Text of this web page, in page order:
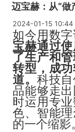
2024-01-15 10:44
如今用数
宝赫通过
了生产和
转型，成
道。 科技
品能够走
时运用专
色、智能
的一个缩影